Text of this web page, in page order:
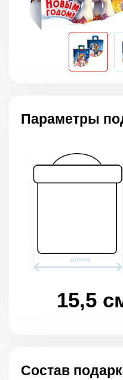
Параметры
15,5
Состав